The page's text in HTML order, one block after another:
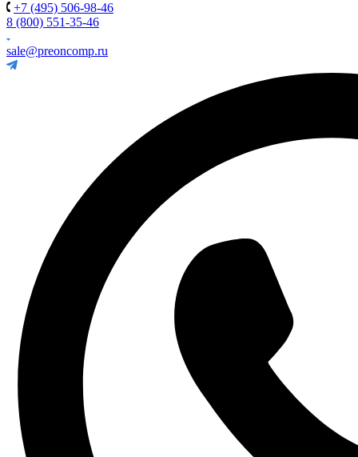
+7 (495) 506-98-46
8 (800) 551-35-46
sale@preoncomp.ru